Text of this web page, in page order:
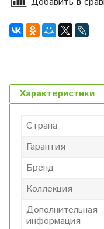
Характеристики
Страна
Гарантия
Бренд
Коллекция
Дополнительная
информация